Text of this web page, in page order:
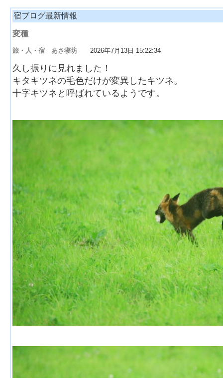
宿ブログ最新情報
変種
旅・人・宿 あさ寝坊 2026年7月13日 15:22:34
久し振りに見れました！
キタキツネの毛色だけが変異したキツネ。
十字キツネと呼ばれているようです。